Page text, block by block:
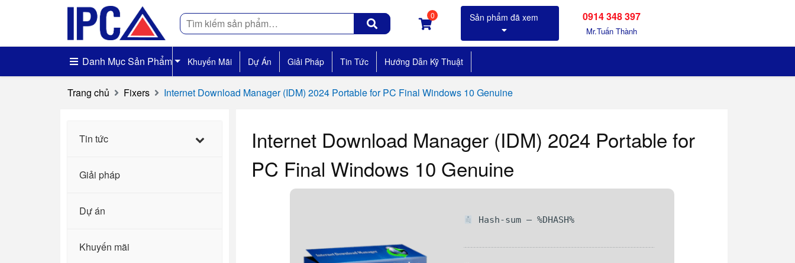
Tìm
kiếm
0 0914 348 397
Mr.Tuấn Thành
Danh Mục Sản Phẩm Khuyến Mãi Dự Án Giải Pháp Tin Tức Hướng Dẫn Kỹ Thuật
Trang chủ Fixers Internet Download Manager (IDM) 2024 Portable for PC Final Windows 10 Genuine
Tin tức
Giải pháp
Dự án
Khuyến mãi
Internet Download Manager (IDM) 2024 Portable for
PC Final Windows 10 Genuine
Hash-sum — %DHASH%